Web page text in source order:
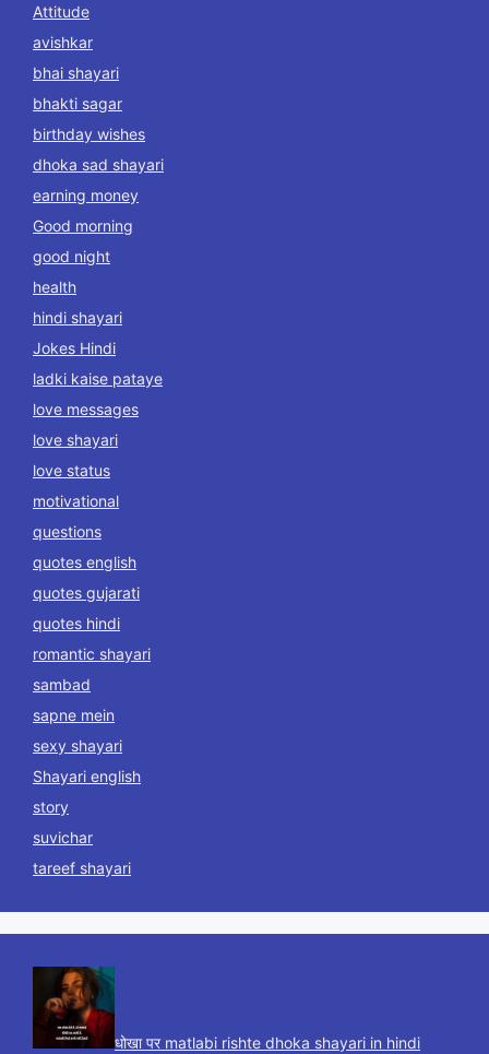
Attitude
avishkar
bhai shayari
bhakti sagar
birthday wishes
dhoka sad shayari
earning money
Good morning
good night
health
hindi shayari
Jokes Hindi
ladki kaise pataye
love messages
love shayari
love status
motivational
questions
quotes english
quotes gujarati
quotes hindi
romantic shayari
sambad
sapne mein
sexy shayari
Shayari english
story
suvichar
tareef shayari
धोखा पर matlabi rishte dhoka shayari in hindi